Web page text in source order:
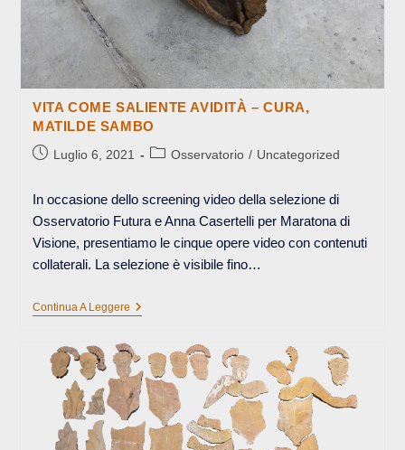
VITA COME SALIENTE AVIDITÀ – CURA,
MATILDE SAMBO
ArticoloLuglio 6, 2021
Categoria
Osservatorio / Uncategorized
In occasione dello screening video della selezione di
Osservatorio Futura e Anna Casertelli per Maratona di
Visione, presentiamo le cinque opere video con contenuti
collaterali. La selezione è visibile fino…
Continua A LeggereVITA
AVIDITÀ
–
CURA,
MATILDE
SAMBO